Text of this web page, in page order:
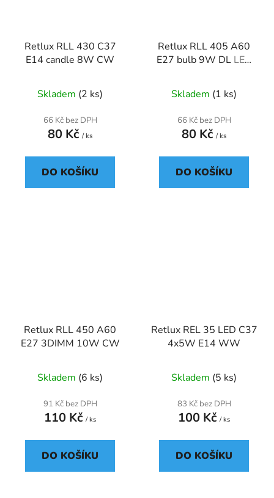
Retlux RLL 430 C37
E14 candle 8W CW
Skladem (2 ks)
66 Kč bez DPH
80 Kč / ks
DO KOŠÍKU
Retlux RLL 405 A60
E27 bulb 9W DL LED
Skladem (1 ks)
66 Kč bez DPH
80 Kč / ks
DO KOŠÍKU
Retlux RLL 450 A60
E27 3DIMM 10W CW
Skladem (6 ks)
91 Kč bez DPH
110 Kč / ks
DO KOŠÍKU
Retlux REL 35 LED C37
4x5W E14 WW
Skladem (5 ks)
83 Kč bez DPH
100 Kč / ks
DO KOŠÍKU